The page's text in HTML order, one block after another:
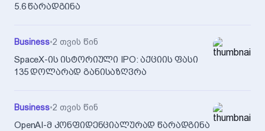
5.6 წარადგინა
Business•2 თვის წინ
SpaceX-ის ისტორიული IPO: აქციის ფასი
135 დოლარად განისაზღვრა
Business•2 თვის წინ
OpenAI-მ კონფიდენციალურად წარადგინა